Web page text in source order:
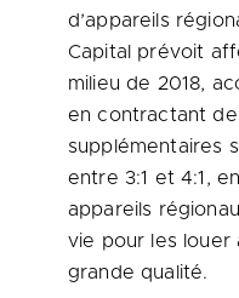
d’appareils
Capital prévoit
milieu de 2018,
en contractant
supplémentaires
entre 3:1 et 4:1,
appareils
vie pour les louer
grande qualité.